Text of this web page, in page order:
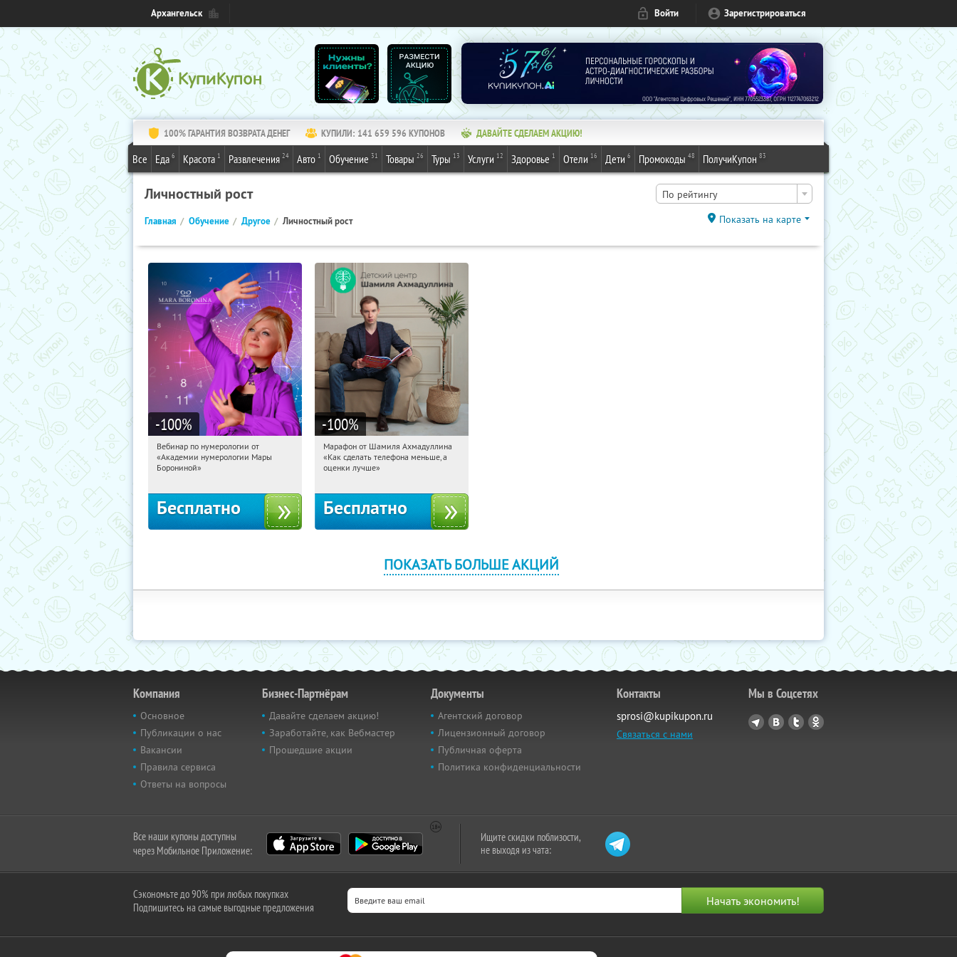
Архангельск Войти Зарегистрироваться
100% ГАРАНТИЯ ВОЗВРАТА ДЕНЕГ КУПИЛИ: 141 659 596 КУПОНОВ ДАВАЙТЕ СДЕЛАЕМ АКЦИЮ!
Все Еда 6 Красота 1 Развлечения 24 Авто 1 Обучение 31 Товары 26 Туры 13 Услуги 12 Здоровье 1 Отели 16 Дети 6 Промокоды 48 ПолучиКупон 83
Личностный рост По рейтингу
Главная Обучение Другое Личностный рост Показать на карте
-100%
19:02:59 Получили:
Россия
Вебинар по нумерологии от
«Академии нумерологии Мары
Борониной»
Бесплатно
-100%
19:02:59 Получили:25
Россия
Марафон от Шамиля Ахмадуллина
«Как сделать телефона меньше, а
оценки лучше»
Бесплатно
ПОКАЗАТЬ БОЛЬШЕ АКЦИЙ
Компания
Основное
Публикации о нас
Вакансии
Правила сервиса
Ответы на вопросы
Бизнес-Партнёрам
Давайте сделаем акцию!
Заработайте, как Вебмастер
Прошедшие акции
Документы
Агентский договор
Лицензионный договор
Публичная оферта
Политика конфиденциальности
Контакты
sprosi@kupikupon.ru
Связаться с нами
Мы в Соцсетях
Все наши купоны доступны
через Мобильное Приложение:
Ищите скидки поблизости,
не выходя из чата:
Сэкономьте до 90% при любых покупках
Подпишитесь на самые выгодные предложения